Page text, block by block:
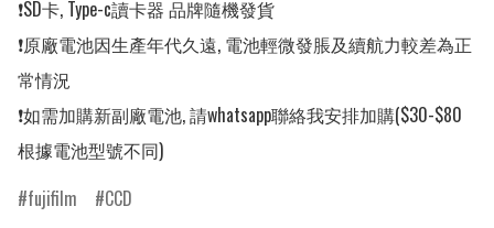
❗️SD卡, Type-c讀卡器 品牌隨機發貨
❗️原廠電池因生產年代久遠, 電池輕微發脹及續航力較差為正
常情況
❗️如需加購新副廠電池, 請whatsapp聯絡我安排加購($30-$80
根據電池型號不同)
fujifilm
CCD